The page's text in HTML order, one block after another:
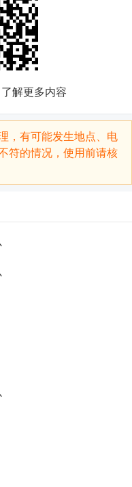
解更多内容
，有可能发生地点、电
符的情况，使用前请核